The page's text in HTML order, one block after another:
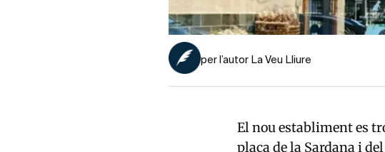
per l’autor La Veu Lliure
El nou establiment es
plaça de la Sardana i